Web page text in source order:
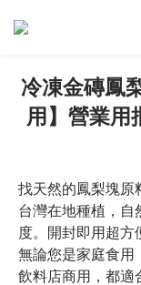
冷凍金磚鳳
用】營業用
找天然的鳳梨塊原
台灣在地種植，自
度。開封即用超方
無論您是家庭食用
飲料店商用，都適